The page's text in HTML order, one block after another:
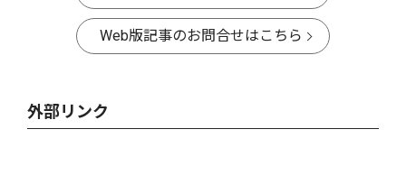
Web版記事のお問合せはこちら
外部リンク